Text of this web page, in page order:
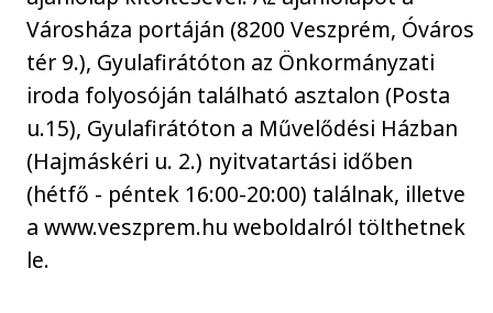
Városháza portáján (8200 Veszprém, Óváros
tér 9.), Gyulafirátóton az Önkormányzati
iroda folyosóján található asztalon (Posta
u.15), Gyulafirátóton a Művelődési Házban
(Hajmáskéri u. 2.) nyitvatartási időben
(hétfő - péntek 16:00-20:00) találnak, illetve
a www.veszprem.hu weboldalról tölthetnek
le.